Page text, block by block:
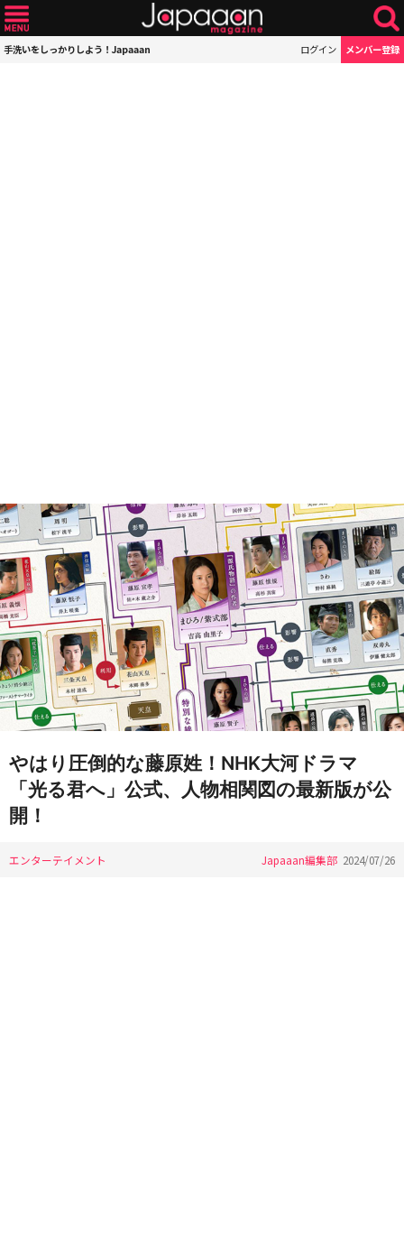
手洗いをしっかりしよう！Japaaan ログイン メンバー登録
やはり圧倒的な藤原姓！NHK大河ドラマ
「光る君へ」公式、人物相関図の最新版が公
開！
エンターテイメント Japaaan編集部 2024/07/26